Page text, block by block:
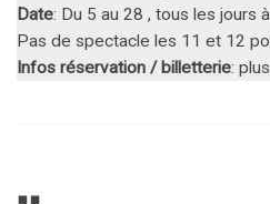
Date: Du 5 au 28 , tous les jours
Pas de spectacle les 11 et 12
Infos réservation / billetterie: